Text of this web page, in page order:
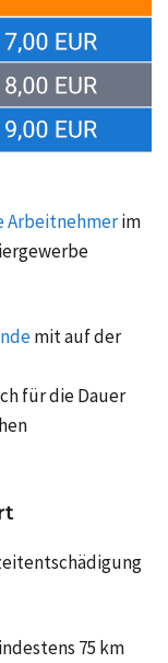
Arbeitnehmerim
mit auf der
für die Dauer
75 km